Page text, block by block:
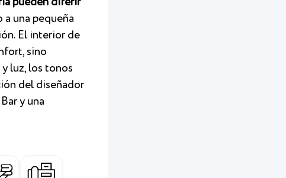
una pequeña
El interior de
sino
luz, los tonos
del diseñador
y una